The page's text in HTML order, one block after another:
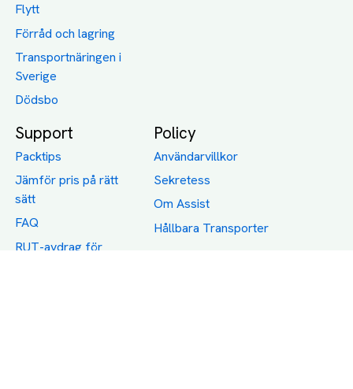
Flytt
Förråd och lagring
Transportnäringen i
Sverige
Dödsbo
Support
Packtips
Jämför pris på rätt
sätt
FAQ
RUT-avdrag för
Policy
Användarvillkor
Sekretess
Om Assist
Hållbara Transporter